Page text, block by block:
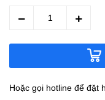
Hoặc gọi hotline để đặt